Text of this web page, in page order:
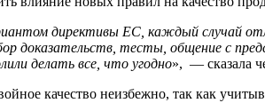
директивы ЕС, каждый случай
доказательств, тесты, общение с
делать все, что угодно», — сказала
качество неизбежно, так как